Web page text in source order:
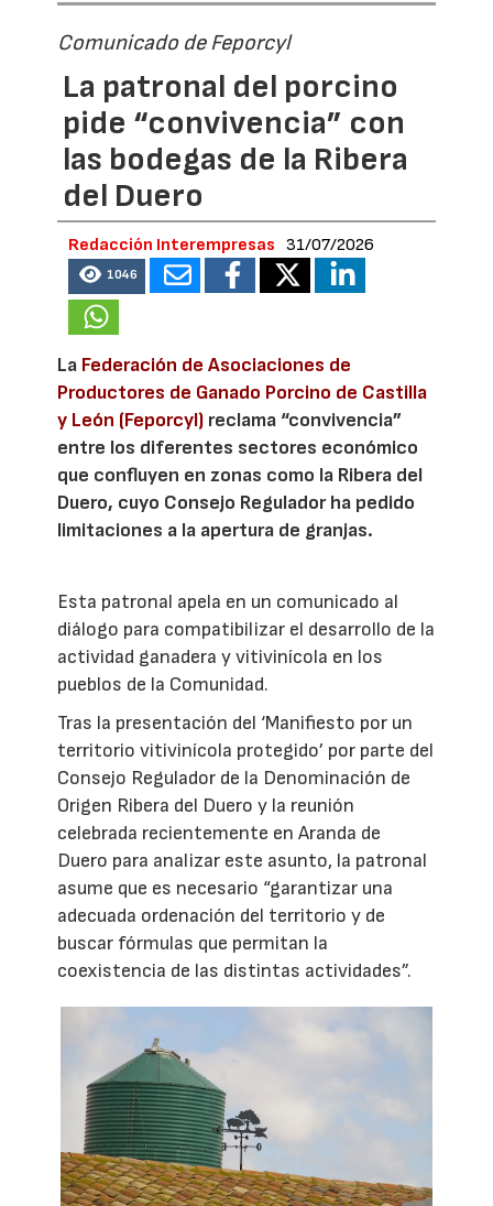
Comunicado de Feporcyl
La patronal del porcino
pide “convivencia” con
las bodegas de la Ribera
del Duero
Redacción Interempresas 31/07/2026
1046
La Federación de Asociaciones de
Productores de Ganado Porcino de Castilla
y León (Feporcyl) reclama “convivencia”
entre los diferentes sectores económico
que confluyen en zonas como la Ribera del
Duero, cuyo Consejo Regulador ha pedido
limitaciones a la apertura de granjas.
Esta patronal apela en un comunicado al
diálogo para compatibilizar el desarrollo de la
actividad ganadera y vitivinícola en los
pueblos de la Comunidad.
Tras la presentación del ‘Manifiesto por un
territorio vitivinícola protegido’ por parte del
Consejo Regulador de la Denominación de
Origen Ribera del Duero y la reunión
celebrada recientemente en Aranda de
Duero para analizar este asunto, la patronal
asume que es necesario “garantizar una
adecuada ordenación del territorio y de
buscar fórmulas que permitan la
coexistencia de las distintas actividades”.